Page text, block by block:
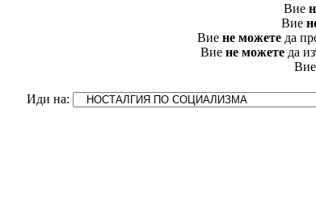
Вие
Вие
Вие не можете да
Вие не можете да
Вие
Иди на: